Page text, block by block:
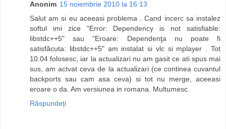
Anonim 15 noiembrie 2010 la 16:13
Salut am si eu aceeasi problema . Cand incerc sa instalez
softul imi zice "Error: Dependency is not satisfiable:
libstdc++5" sau "Eroare: Dependenţa nu poate fi
satisfăcuta: libstdc++5" am instalat si vlc si mplayer . Tot
10.04 folosesc, iar la actualizari nu am gasit ce ati spus mai
sus, am actvat ceva de la actualizari (ce continea cuvantul
backports sau cam asa ceva) si tot nu merge, aceeasi
eroare o da. Am versiunea in romana. Multumesc.
Răspundeți